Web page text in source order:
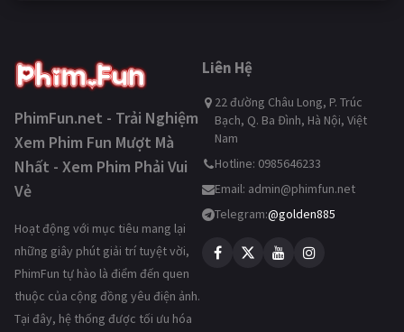
PhimFun.net - Trải Nghiệm
Xem Phim Fun Mượt Mà
Nhất - Xem Phim Phải Vui
Vẻ
Hoạt động với mục tiêu mang lại
những giây phút giải trí tuyệt vời,
PhimFun tự hào là điểm đến quen
thuộc của cộng đồng yêu điện ảnh.
Tại đây, hệ thống được tối ưu hóa
Liên Hệ
22 đường Châu Long, P. Trúc
Bạch, Q. Ba Đình, Hà Nội, Việt
Nam
Hotline: 0985646233
Email: admin@phimfun.net
Telegram:@golden885